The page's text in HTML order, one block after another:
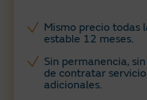
Mismo precio todas
estable 12 meses. ​
Sin permanencia,
de contratar
adicionales​.